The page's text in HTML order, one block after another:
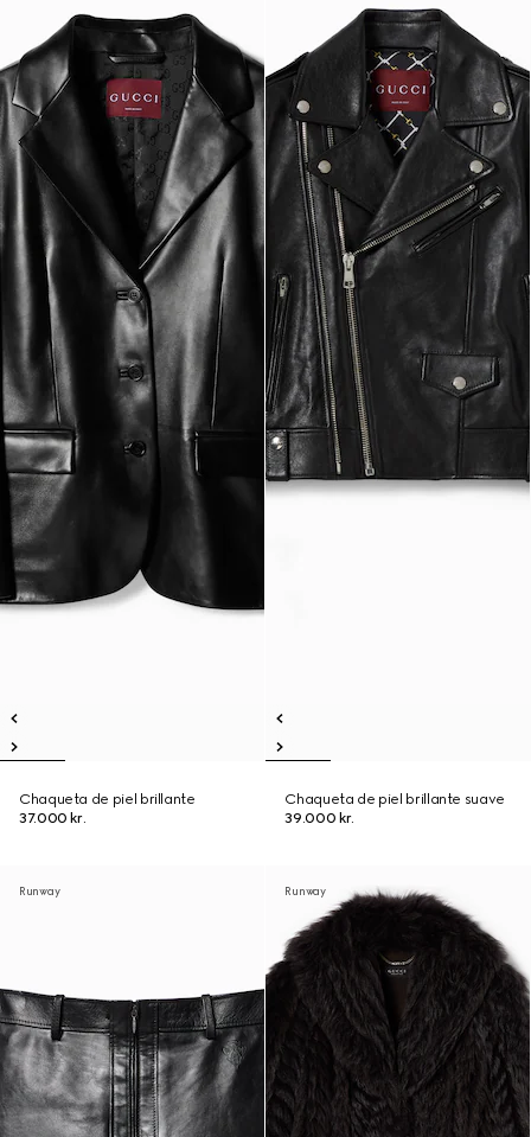
Chaqueta de piel brillante
37.000 kr.
Chaqueta de piel brillante suave
39.000 kr.
Runway Runway